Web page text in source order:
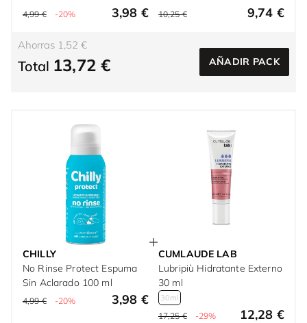
4,99 € -20% 3,98 € 10,25 € 9,74 €
Ahorras 1,52 €
Total 13,72 € AÑADIR PACK
CHILLY
No Rinse Protect Espuma
Sin Aclarado 100 ml
4,99 € -20% 3,98 €
CUMLAUDE LAB
Lubripiù Hidratante Externo
30 ml
30ml
17,25 € -29% 12,28 €